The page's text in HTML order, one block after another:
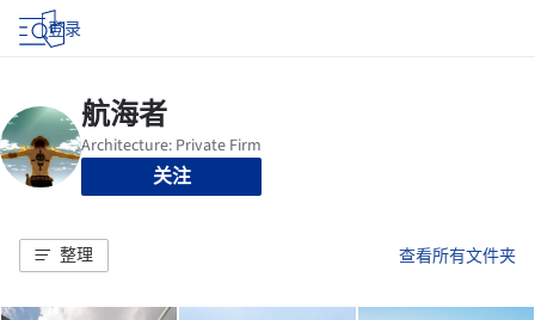
登录
关注
整理 查看所有文件夹